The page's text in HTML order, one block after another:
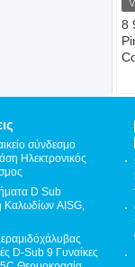
8
σύνδεσμο
Ηλεκτρονικός
D Sub
AISG,
D-Sub 9 Γυναίκες